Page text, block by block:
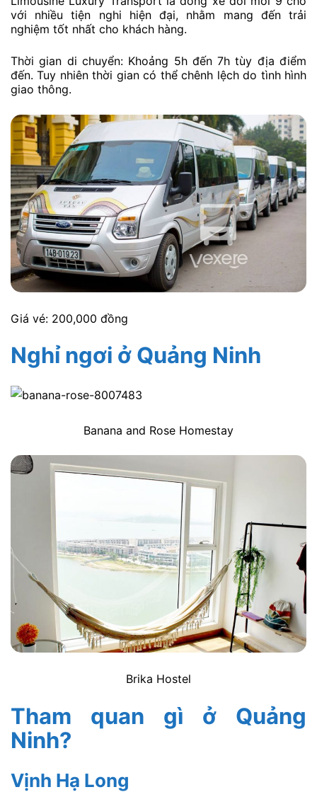
với nhiều tiện nghi hiện đại, nhằm mang đến trải
nghiệm tốt nhất cho khách hàng.
Thời gian di chuyển: Khoảng 5h đến 7h tùy địa điểm
đến. Tuy nhiên thời gian có thể chênh lệch do tình hình
giao thông.
Giá vé: 200,000 đồng
Nghỉ ngơi ở Quảng Ninh
Banana and Rose Homestay
Brika Hostel
Tham quan gì ở Quảng
Ninh?
Vịnh Hạ Long